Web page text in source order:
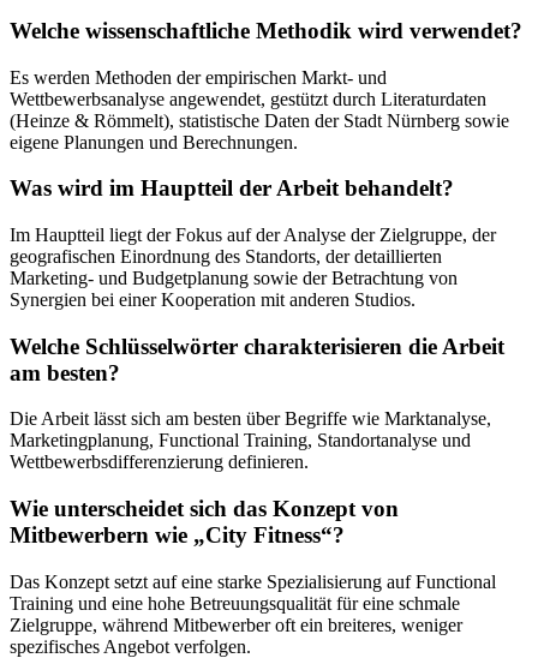
Welche wissenschaftliche Methodik wird verwendet?
Es werden Methoden der empirischen Markt- und
Wettbewerbsanalyse angewendet, gestützt durch Literaturdaten
(Heinze & Römmelt), statistische Daten der Stadt Nürnberg sowie
eigene Planungen und Berechnungen.
Was wird im Hauptteil der Arbeit behandelt?
Im Hauptteil liegt der Fokus auf der Analyse der Zielgruppe, der
geografischen Einordnung des Standorts, der detaillierten
Marketing- und Budgetplanung sowie der Betrachtung von
Synergien bei einer Kooperation mit anderen Studios.
Welche Schlüsselwörter charakterisieren die Arbeit
am besten?
Die Arbeit lässt sich am besten über Begriffe wie Marktanalyse,
Marketingplanung, Functional Training, Standortanalyse und
Wettbewerbsdifferenzierung definieren.
Wie unterscheidet sich das Konzept von
Mitbewerbern wie „City Fitness“?
Das Konzept setzt auf eine starke Spezialisierung auf Functional
Training und eine hohe Betreuungsqualität für eine schmale
Zielgruppe, während Mitbewerber oft ein breiteres, weniger
spezifisches Angebot verfolgen.